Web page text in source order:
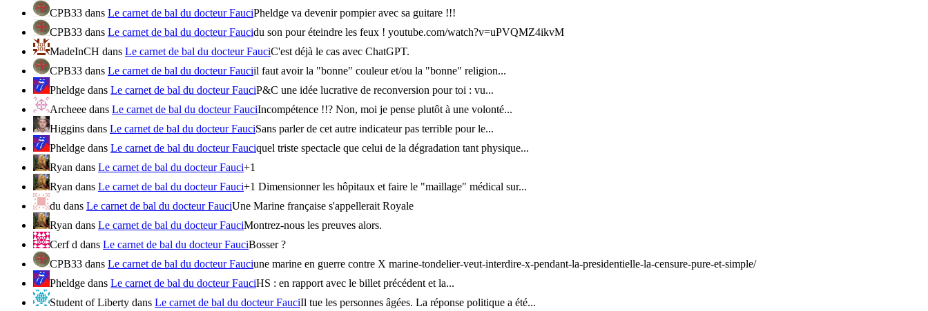
CPB33 dans Le carnet de bal du docteur FauciPheldge va devenir pompier avec sa guitare !!!
CPB33 dans Le carnet de bal du docteur Faucidu son pour éteindre les feux ! youtube.com/watch?v=uPVQMZ4ikvM
MadeInCH dans Le carnet de bal du docteur FauciC'est déjà le cas avec ChatGPT.
CPB33 dans Le carnet de bal du docteur Fauciil faut avoir la "bonne" couleur et/ou la "bonne" religion...
Pheldge dans Le carnet de bal du docteur FauciP&C une idée lucrative de reconversion pour toi : vu...
Archeee dans Le carnet de bal du docteur FauciIncompétence !!? Non, moi je pense plutôt à une volonté...
Higgins dans Le carnet de bal du docteur FauciSans parler de cet autre indicateur pas terrible pour le...
Pheldge dans Le carnet de bal du docteur Fauciquel triste spectacle que celui de la dégradation tant physique...
Ryan dans Le carnet de bal du docteur Fauci+1
Ryan dans Le carnet de bal du docteur Fauci+1 Dimensionner les hôpitaux et faire le "maillage" médical sur...
du dans Le carnet de bal du docteur FauciUne Marine française s'appellerait Royale
Ryan dans Le carnet de bal du docteur FauciMontrez-nous les preuves alors.
Cerf d dans Le carnet de bal du docteur FauciBosser ?
CPB33 dans Le carnet de bal du docteur Fauciune marine en guerre contre X marine-tondelier-veut-interdire-x-pendant-la-presidentielle-la-censure-pure-et-simple/
Pheldge dans Le carnet de bal du docteur FauciHS : en rapport avec le billet précédent et la...
Student of Liberty dans Le carnet de bal du docteur FauciIl tue les personnes âgées. La réponse politique a été...